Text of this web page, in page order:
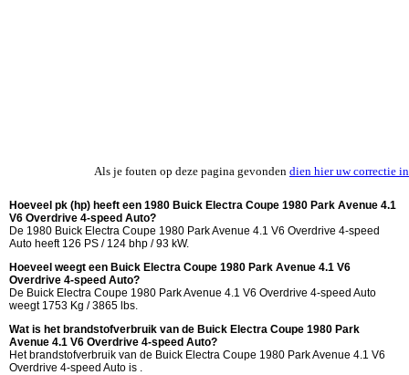
Als je fouten op deze pagina gevonden dien hier uw correctie in
Hoeveel pk (hp) heeft een 1980 Buick Electra Coupe 1980 Park Avenue 4.1
V6 Overdrive 4-speed Auto?
De 1980 Buick Electra Coupe 1980 Park Avenue 4.1 V6 Overdrive 4-speed
Auto heeft 126 PS / 124 bhp / 93 kW.
Hoeveel weegt een Buick Electra Coupe 1980 Park Avenue 4.1 V6
Overdrive 4-speed Auto?
De Buick Electra Coupe 1980 Park Avenue 4.1 V6 Overdrive 4-speed Auto
weegt 1753 Kg / 3865 lbs.
Wat is het brandstofverbruik van de Buick Electra Coupe 1980 Park
Avenue 4.1 V6 Overdrive 4-speed Auto?
Het brandstofverbruik van de Buick Electra Coupe 1980 Park Avenue 4.1 V6
Overdrive 4-speed Auto is .